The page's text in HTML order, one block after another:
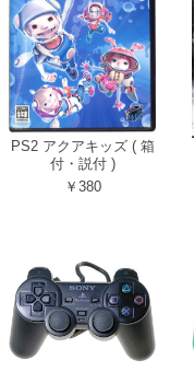
PS2 アクアキッズ ( 箱
付・説付 )
￥380